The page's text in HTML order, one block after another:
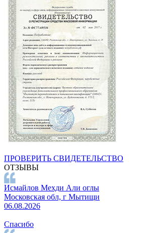
ПРОВЕРИТЬ СВИДЕТЕЛЬСТВО
ОТЗЫВЫ
Исмайлов Мехди Али оглы
Московская обл, г Мытищи
06.08.2026
Спасибо